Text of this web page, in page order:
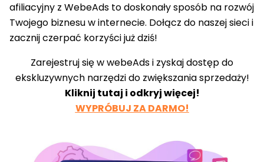
afiliacyjny z WebeAds to doskonały sposób na rozwój
Twojego biznesu w internecie. Dołącz do naszej sieci i
zacznij czerpać korzyści już dziś!
Zarejestruj się w webeAds i zyskaj dostęp do
ekskluzywnych narzędzi do zwiększania sprzedaży!
Kliknij tutaj i odkryj więcej!
WYPRÓBUJ ZA DARMO!